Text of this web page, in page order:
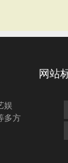
娱
多方
网站